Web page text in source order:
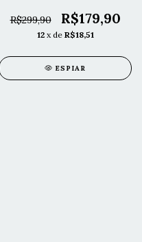
R$299,90 R$179,90
12 x de R$18,51
ESPIAR